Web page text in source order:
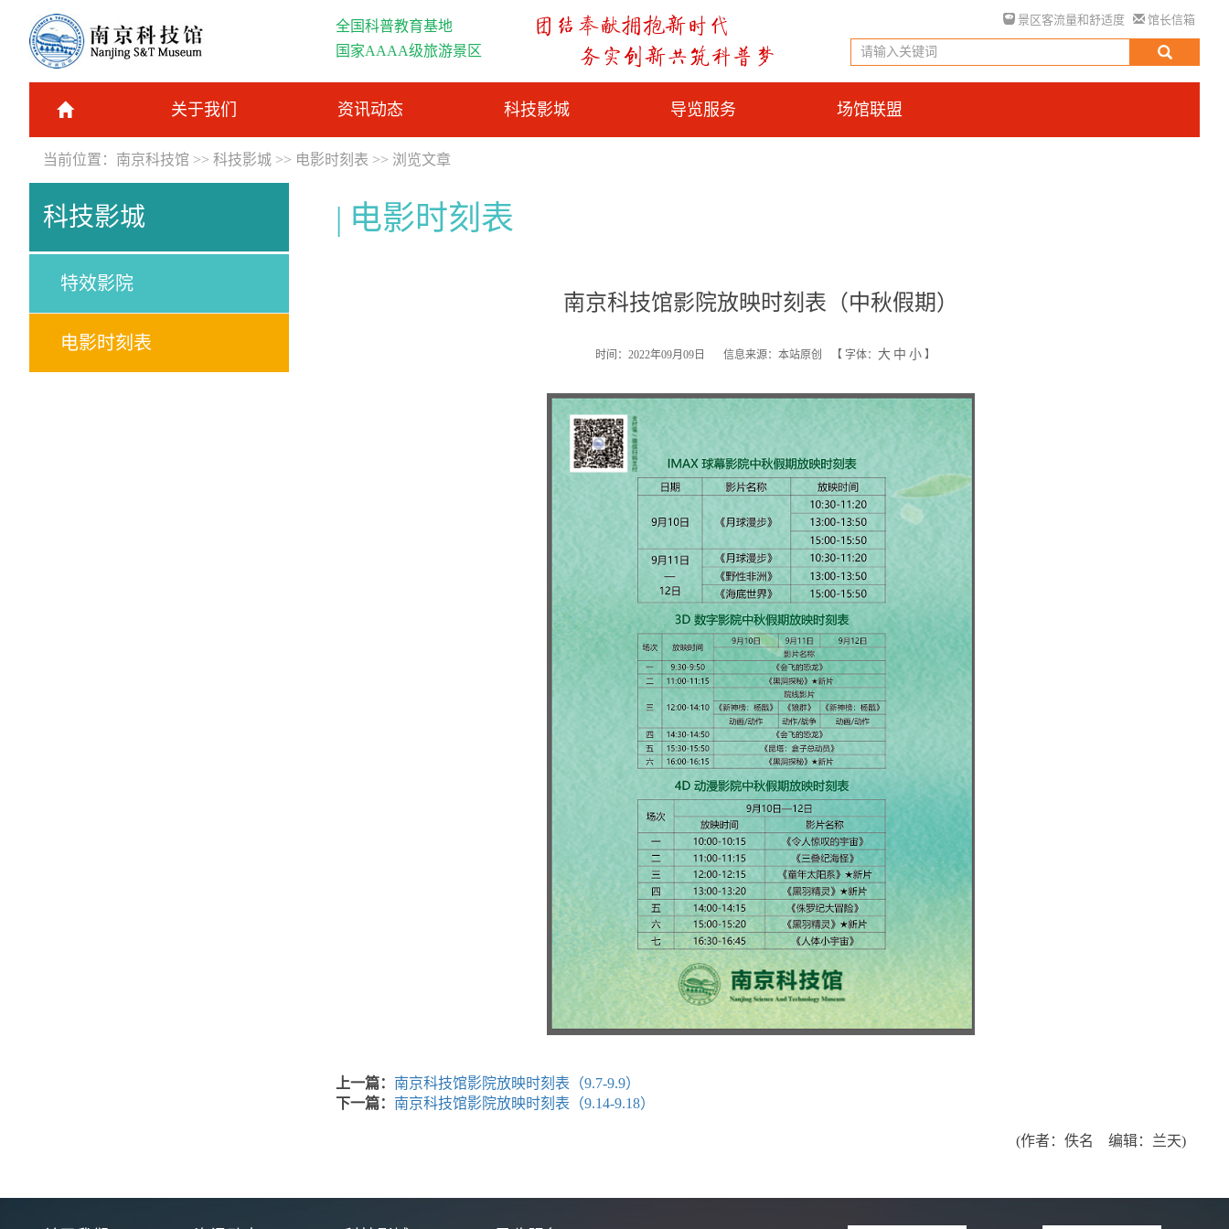
全国科普教育基地
国家AAAA级旅游景区
景区客流量和舒适度 馆长信箱
关于我们 资讯动态 科技影城 导览服务 场馆联盟
当前位置： 南京科技馆 >> 科技影城 >> 电影时刻表 >> 浏览文章
科技影城
特效影院
电影时刻表
电影时刻表
南京科技馆影院放映时刻表（中秋假期）
时间：2022年09月09日 信息来源：本站原创 【 字体： 大 中 小 】
上一篇： 南京科技馆影院放映时刻表（9.7-9.9）
下一篇： 南京科技馆影院放映时刻表（9.14-9.18）
(作者：佚名 编辑：兰天)